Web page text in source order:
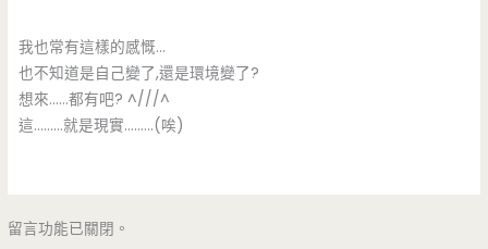
我也常有這樣的感慨…
也不知道是自己變了,還是環境變了?
想來……都有吧? ^///^
這………就是現實………(唉)
留言功能已關閉。